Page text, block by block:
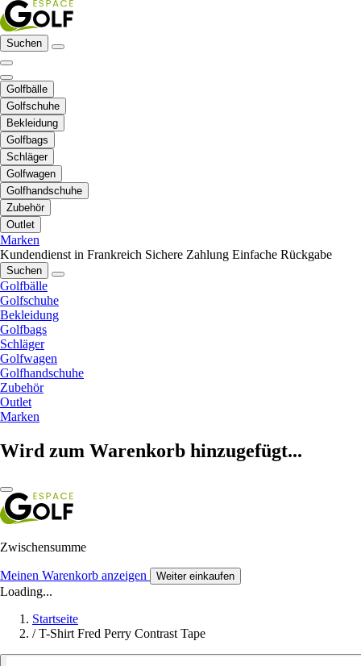
Suchen
Golfbälle
Golfschuhe
Bekleidung
Golfbags
Schläger
Golfwagen
Golfhandschuhe
Zubehör
Outlet
Marken
Kundendienst in Frankreich Sichere Zahlung Einfache Rückgabe
Suchen
Golfbälle
Golfschuhe
Bekleidung
Golfbags
Schläger
Golfwagen
Golfhandschuhe
Zubehör
Outlet
Marken
Wird zum Warenkorb hinzugefügt...
Zwischensumme
Meinen Warenkorb anzeigen Weiter einkaufen
Loading...
Startseite
/ T-Shirt Fred Perry Contrast Tape